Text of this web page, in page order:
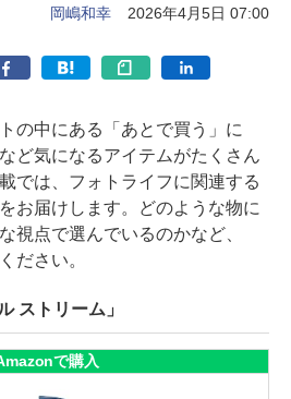
岡嶋和幸 2026年4月5日 07:00
の中にある「あとで買う」に
ど気になるアイテムがたくさん
では、フォトライフに関連する
お届けします。どのような物に
視点で選んでいるのかなど、
ださい。
ストリーム」
で購入